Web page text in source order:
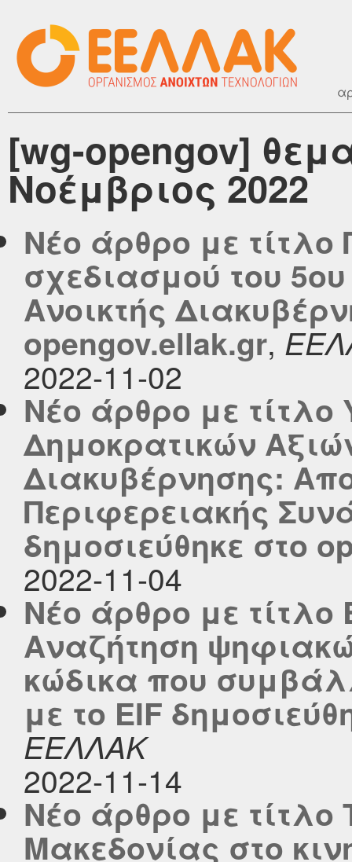
[wg-opengov]
Νοέμβριος 2022
Νέο άρθρο με
σχεδιασμού του
Ανοικτής
opengov.ellak.gr,
2022-11-02
Νέο άρθρο με τίτλο
Δημοκρατικών
Διακυβέρνησης:
Περιφερειακής
δημοσιεύθηκε στο
2022-11-04
Νέο άρθρο με τίτλο
Aναζήτηση
κώδικα που
με το EIF
ΕΕΛΛΑΚ
2022-11-14
Νέο άρθρο με τίτλο
Μακεδονίας στο